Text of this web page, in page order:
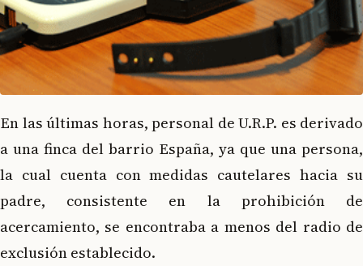
En las últimas horas, personal de U.R.P. es derivado
a una finca del barrio España, ya que una persona,
la cual cuenta con medidas cautelares hacia su
padre, consistente en la prohibición de
acercamiento, se encontraba a menos del radio de
exclusión establecido.